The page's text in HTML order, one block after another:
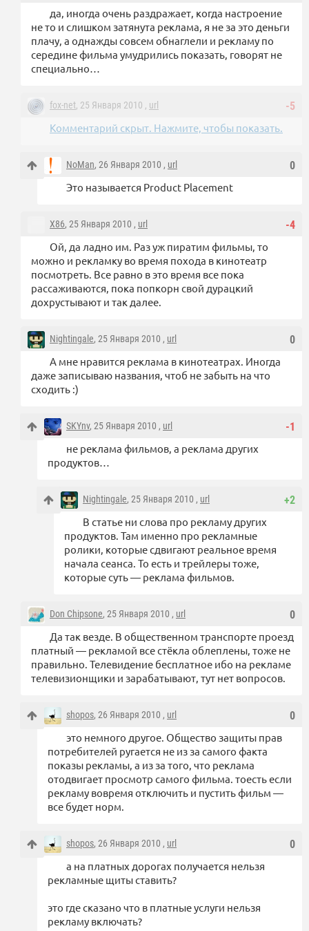
да, иногда очень раздражает, когда настроение
не то и слишком затянута реклама, я не за это деньги
плачу, а однажды совсем обнаглели и рекламу по
середине фильма умудрились показать, говорят не
специально…
-5
fox-net, 25 Января 2010 , url
Комментарий скрыт. Нажмите, чтобы показать.
0
NoMan, 26 Января 2010 , url
Это называется Product Placement
-4
X86, 25 Января 2010 , url
Ой, да ладно им. Раз уж пиратим фильмы, то
можно и рекламку во время похода в кинотеатр
посмотреть. Все равно в это время все пока
рассаживаются, пока попкорн свой дурацкий
дохрустывают и так далее.
0
Nightingale, 25 Января 2010 , url
А мне нравится реклама в кинотеатрах. Иногда
даже записываю названия, чтоб не забыть на что
сходить :)
-1
SKYnv, 25 Января 2010 , url
не реклама фильмов, а реклама других
продуктов…
+2
Nightingale, 25 Января 2010 , url
В статье ни слова про рекламу других
продуктов. Там именно про рекламные
ролики, которые сдвигают реальное время
начала сеанса. То есть и трейлеры тоже,
которые суть — реклама фильмов.
0
Don Chipsone, 25 Января 2010 , url
Да так везде. В общественном транспорте проезд
платный — рекламой все стёкла облеплены, тоже не
правильно. Телевидение бесплатное ибо на рекламе
телевизионщики и зарабатывают, тут нет вопросов.
0
shopos, 26 Января 2010 , url
это немного другое. Общество защиты прав
потребителей ругается не из за самого факта
показы рекламы, а из за того, что реклама
отодвигает просмотр самого фильма. тоесть если
рекламу вовремя отключить и пустить фильм —
все будет норм.
0
shopos, 26 Января 2010 , url
а на платных дорогах получается нельзя
рекламные щиты ставить?
это где сказано что в платные услуги нельзя
рекламу включать?